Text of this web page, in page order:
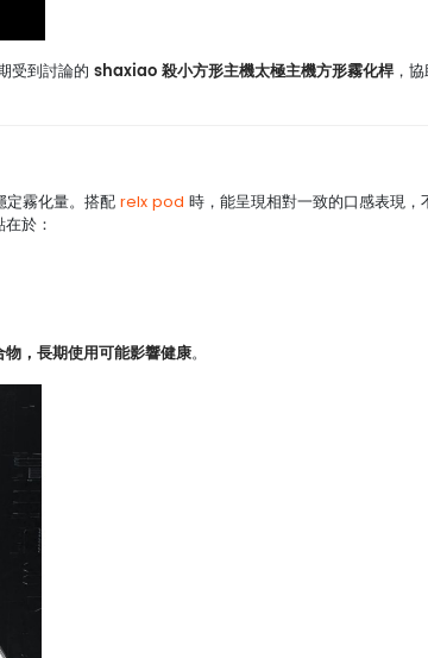
受到討論的 shaxiao 殺小方形主機太極主機方形霧化桿，
定霧化量。搭配 relx pod 時，能呈現相對一致的口感表現，
於：
，長期使用可能影響健康。